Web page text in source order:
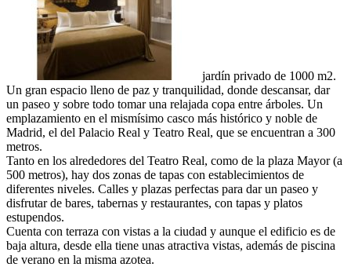
jardín privado de 1000 m2.
Un gran espacio lleno de paz y tranquilidad, donde descansar, dar
un paseo y sobre todo tomar una relajada copa entre árboles. Un
emplazamiento en el mismísimo casco más histórico y noble de
Madrid, el del Palacio Real y Teatro Real, que se encuentran a 300
metros.
Tanto en los alrededores del Teatro Real, como de la plaza Mayor (a
500 metros), hay dos zonas de tapas con establecimientos de
diferentes niveles. Calles y plazas perfectas para dar un paseo y
disfrutar de bares, tabernas y restaurantes, con tapas y platos
estupendos.
Cuenta con terraza con vistas a la ciudad y aunque el edificio es de
baja altura, desde ella tiene unas atractiva vistas, además de piscina
de verano en la misma azotea.